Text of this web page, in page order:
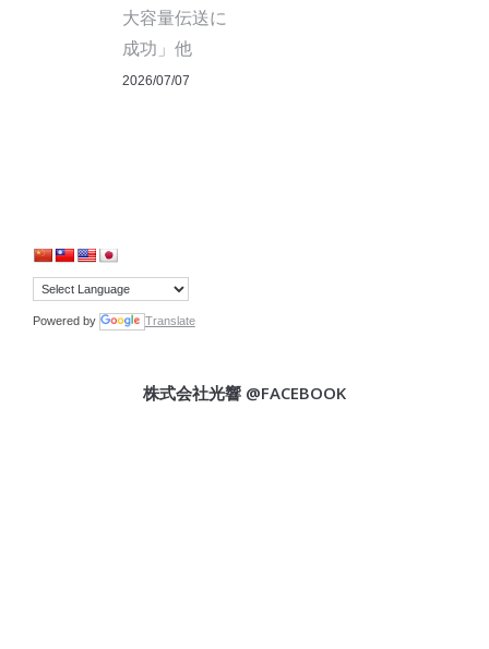
大容量伝送に
成功」他
2026/07/07
Powered by Translate
株式会社光響 @FACEBOOK